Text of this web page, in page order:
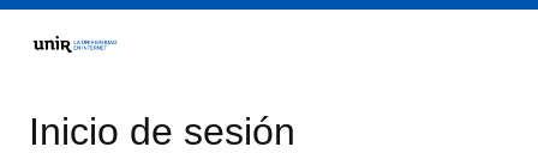
Inicio de sesión